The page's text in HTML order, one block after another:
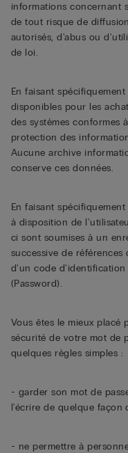
informations concernant
de tout risque de
autorisés, d'abus ou
de loi.
En faisant
disponibles pour les
des systèmes conformes
protection des
Aucune archive
conserve ces données.
En faisant
à disposition de
ci sont soumises à un
successive de
d'un code d'identification
(Password).
Vous êtes le mieux
sécurité de votre mot de
quelques règles simples :
- garder son mot de
l'écrire de quelque façon
- ne permettre à